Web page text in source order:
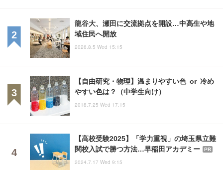
龍谷大、瀬田に交流拠点を開設…中高生や地
域住民へ開放
2026.8.5 Wed 15:15
【自由研究・物理】温まりやすい色 or 冷め
やすい色は？（中学生向け）
2018.7.25 Wed 17:15
【高校受験2025】「学力重視」の埼玉県立難
関校入試で勝つ方法…早稲田アカデミー
PR
2024.7.17 Wed 9:15